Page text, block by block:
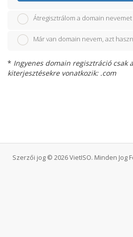
Átregisztrálom a domain nevemet
Már van domain nevem, azt
* Ingyenes domain regisztráció csak
kiterjesztésekre vonatkozik: .com
Szerzői jog © 2026 VietISO. Minden Jog